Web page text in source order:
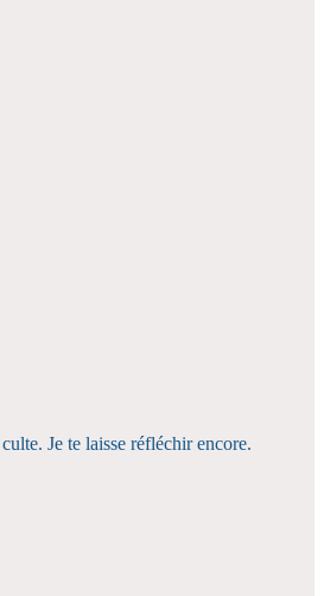
Je te laisse réfléchir encore.